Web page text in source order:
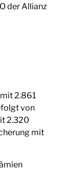
der Allianz
2.861
von
2.320
mit